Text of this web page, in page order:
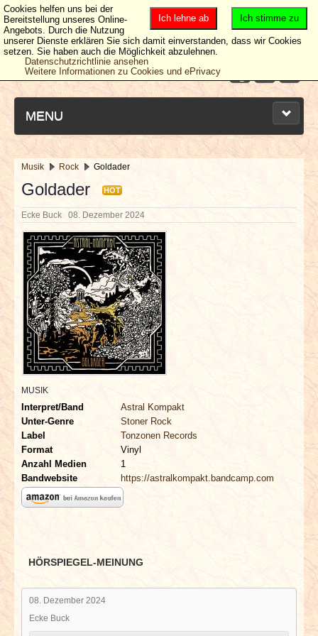
MENU
NEUESTE ARTIKEL
NEWS & DATES
BERICHTE
VERLOSUNGEN
INTERVIEWS
SPECIALS
REDAKTION
LINKS
ARCHIV
Musik Rock Goldader
Goldader HOT
Ecke Buck 08. Dezember 2024
MUSIK
Interpret/Band
Astral Kompakt
Unter-Genre
Stoner Rock
Label
Tonzonen Records
Format
Vinyl
Anzahl Medien
1
Bandwebsite
https://astralkompakt.bandcamp.com
HÖRSPIEGEL-MEINUNG
08. Dezember 2024
Ecke Buck
Ich stimme zu
Ich lehne ab
Cookies helfen uns bei der
Bereitstellung unseres Online-
Angebots. Durch die Nutzung
unserer Dienste erklären Sie sich damit einverstanden, dass wir Cookies
setzen. Sie haben auch die Möglichkeit abzulehnen.
Datenschutzrichtlinie ansehen
Weitere Informationen zu Cookies und ePrivacy